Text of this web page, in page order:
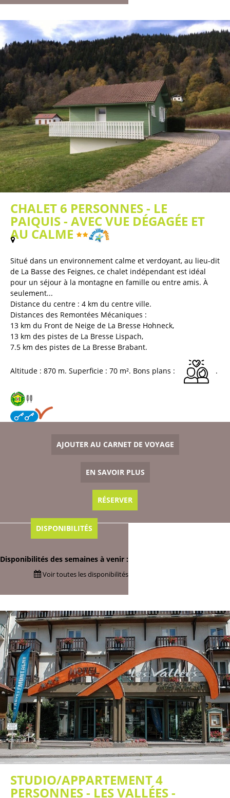
CHALET 6 PERSONNES - LE
PAIQUIS - AVEC VUE DÉGAGÉE ET
AU CALME
(Plan / Carte)
Situé dans un environnement calme et verdoyant, au lieu-dit
de La Basse des Feignes, ce chalet indépendant est idéal
pour un séjour à la montagne en famille ou entre amis. À
seulement...
Distance du centre : 4 km du centre ville
Distances des Remontées Mécaniques :
13 km du Front de Neige de La Bresse Hohneck
13 km des pistes de La Bresse Lispach
7.5 km des pistes de La Bresse Brabant
Altitude : 870 m Superficie : 70 m² Bons plans :
AJOUTER AU CARNET DE VOYAGE
EN SAVOIR PLUS
RÉSERVER
DISPONIBILITÉS
Disponibilités des semaines à venir :
Voir toutes les disponibilités
STUDIO/APPARTEMENT 4
PERSONNES - LES VALLÉES -